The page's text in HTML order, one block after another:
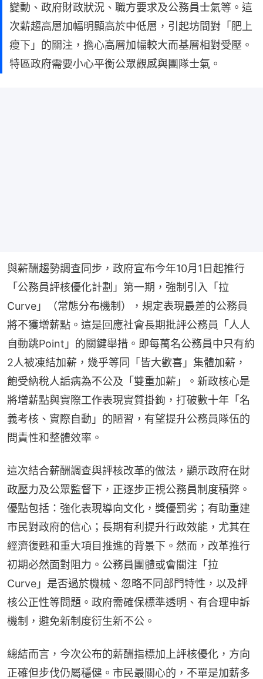
變動、政府財政狀況、職方要求及公務員士氣等。這
次薪趨高層加幅明顯高於中低層，引起坊間對「肥上
瘦下」的關注，擔心高層加幅較大而基層相對受壓。
特區政府需要小心平衡公眾觀感與團隊士氣。
與薪酬趨勢調查同步，政府宣布今年10月1日起推行
「公務員評核優化計劃」第一期，強制引入「拉
Curve」（常態分布機制），規定表現最差的公務員
將不獲增薪點。這是回應社會長期批評公務員「人人
自動跳Point」的關鍵舉措。即每萬名公務員中只有約
2人被凍結加薪，幾乎等同「皆大歡喜」集體加薪，
飽受納稅人詬病為不公及「雙重加薪」。新政核心是
將增薪點與實際工作表現實質掛鉤，打破數十年「名
義考核、實際自動」的陋習，有望提升公務員隊伍的
問責性和整體效率。
這次結合薪酬調查與評核改革的做法，顯示政府在財
政壓力及公眾監督下，正逐步正視公務員制度積弊。
優點包括：強化表現導向文化，獎優罰劣；有助重建
市民對政府的信心；長期有利提升行政效能，尤其在
經濟復甦和重大項目推進的背景下。然而，改革推行
初期必然面對阻力。公務員團體或會關注「拉
Curve」是否過於機械、忽略不同部門特性，以及評
核公正性等問題。政府需確保標準透明、有合理申訴
機制，避免新制度衍生新不公。
總結而言，今次公布的薪酬指標加上評核優化，方向
正確但步伐仍屬穩健。市民最關心的，不單是加薪多